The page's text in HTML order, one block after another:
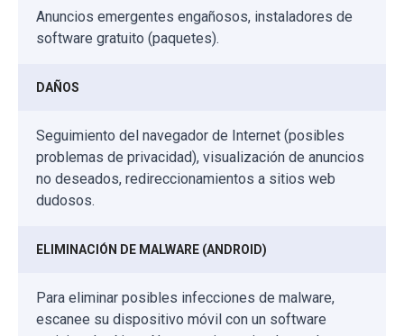
Anuncios emergentes engañosos, instaladores de
software gratuito (paquetes).
DAÑOS
Seguimiento del navegador de Internet (posibles
problemas de privacidad), visualización de anuncios
no deseados, redireccionamientos a sitios web
dudosos.
ELIMINACIÓN DE MALWARE (ANDROID)
Para eliminar posibles infecciones de malware,
escanee su dispositivo móvil con un software